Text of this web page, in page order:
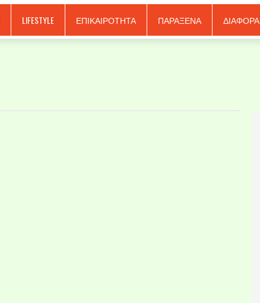
LIFESTYLE ΕΠΙΚΑΙΡΟΤΗΤΑ ΠΑΡΑΞΕΝΑ ΔΙΑΦΟΡΑ